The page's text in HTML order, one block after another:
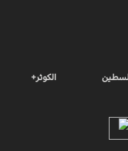
الكوثر+